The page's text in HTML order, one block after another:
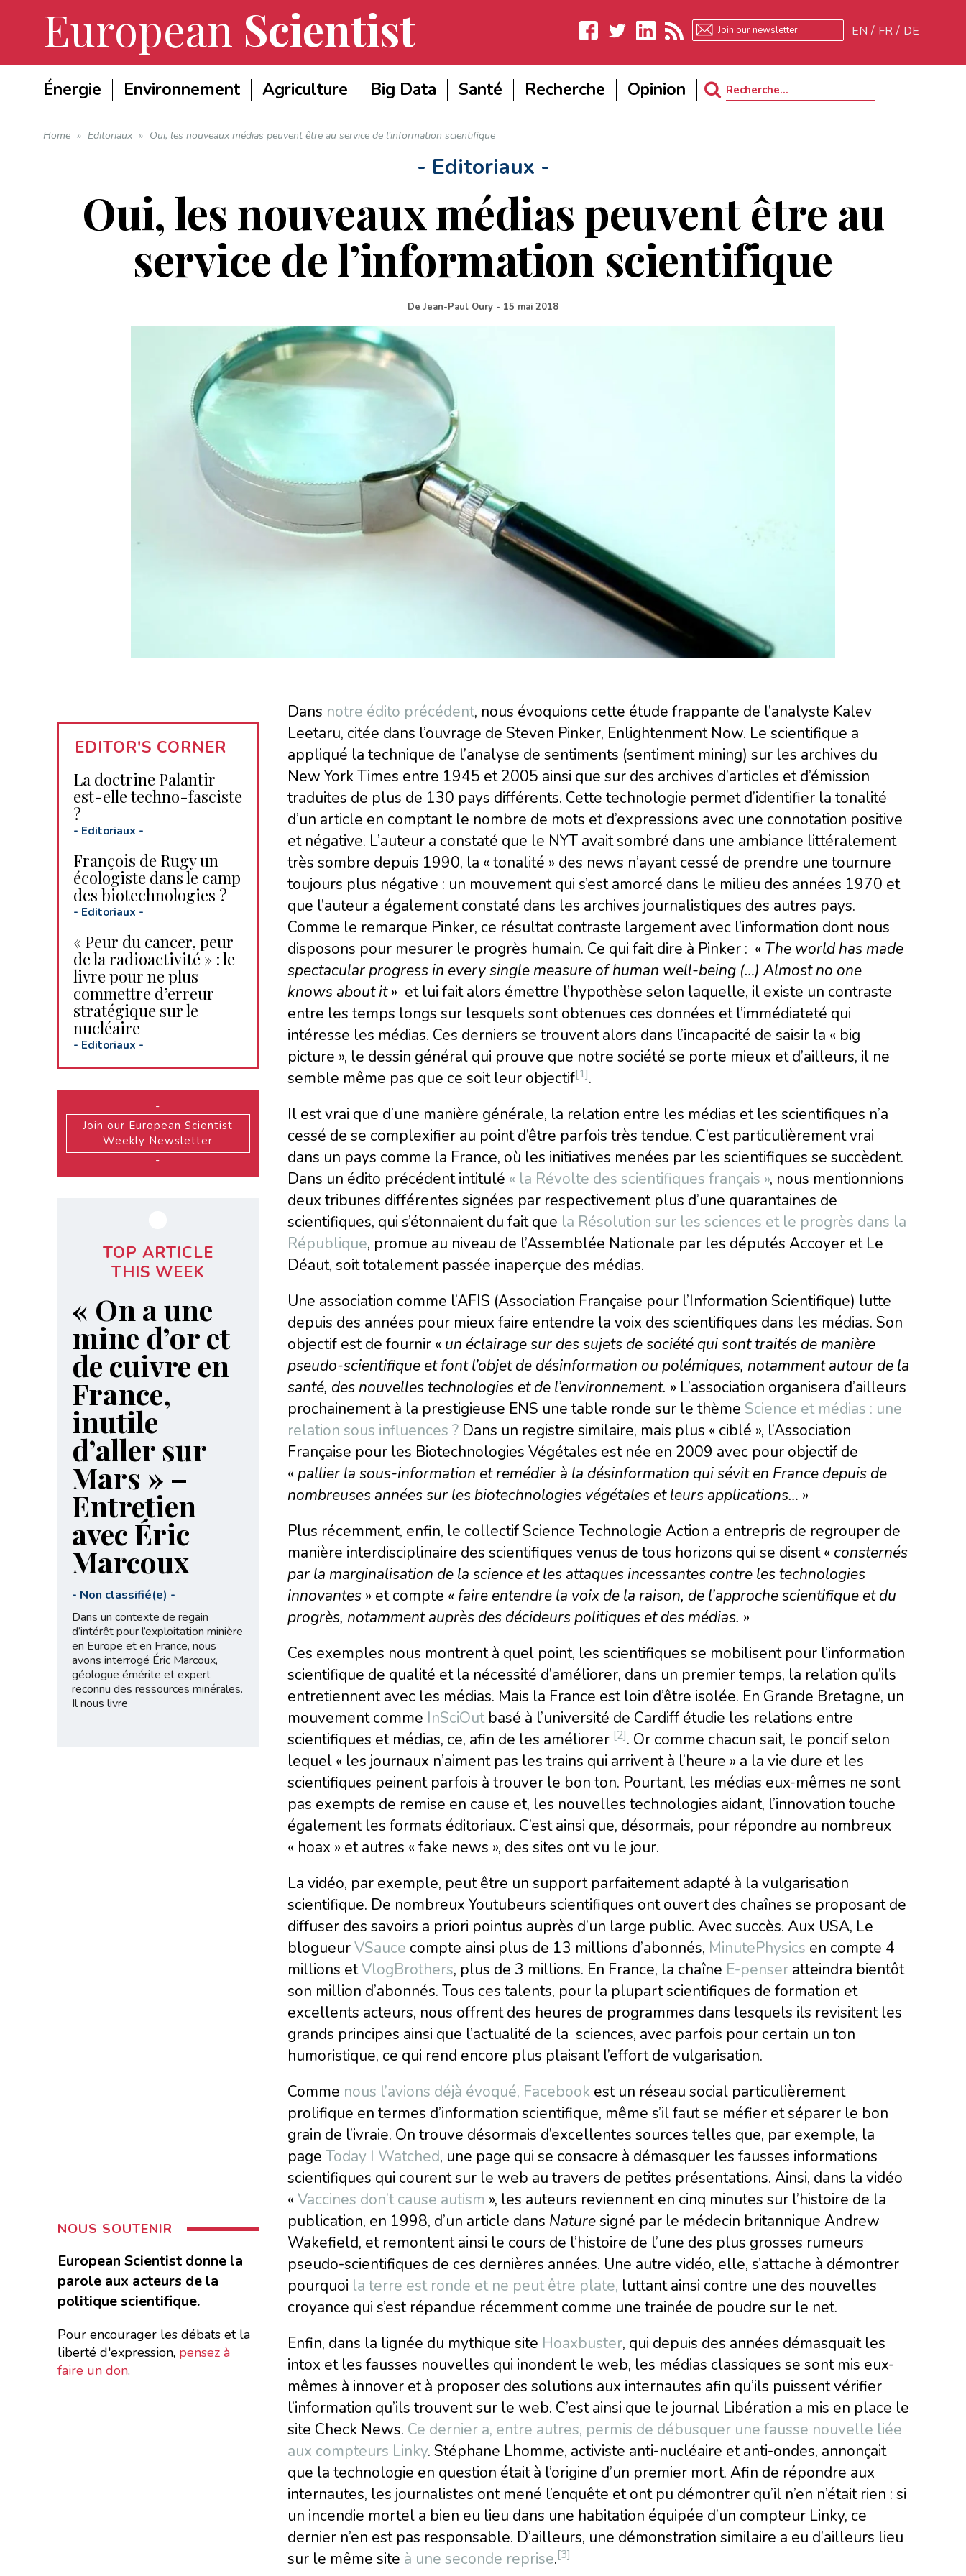
European Scientist
Twitter
EN FR DE
Énergie Environnement Agriculture Big Data Santé Recherche Opinion
Search
Home » Editoriaux » Oui, les nouveaux médias peuvent être au service de l’information scientifique
- Editoriaux -
Oui, les nouveaux médias peuvent être au
service de l’information scientifique
De Jean-Paul Oury - 15 mai 2018
Dans notre édito précédent, nous évoquions cette étude frappante de l’analyste Kalev
Leetaru, citée dans l’ouvrage de Steven Pinker, Enlightenment Now. Le scientifique a
appliqué la technique de l’analyse de sentiments (sentiment mining) sur les archives du
New York Times entre 1945 et 2005 ainsi que sur des archives d’articles et d’émission
traduites de plus de 130 pays différents. Cette technologie permet d’identifier la tonalité
d’un article en comptant le nombre de mots et d’expressions avec une connotation positive
et négative. L’auteur a constaté que le NYT avait sombré dans une ambiance littéralement
très sombre depuis 1990, la « tonalité » des news n’ayant cessé de prendre une tournure
toujours plus négative : un mouvement qui s’est amorcé dans le milieu des années 1970 et
que l’auteur a également constaté dans les archives journalistiques des autres pays.
Comme le remarque Pinker, ce résultat contraste largement avec l’information dont nous
disposons pour mesurer le progrès humain. Ce qui fait dire à Pinker : « The world has made
spectacular progress in every single measure of human well-being (…) Almost no one
knows about it» et lui fait alors émettre l’hypothèse selon laquelle, il existe un contraste
entre les temps longs sur lesquels sont obtenues ces données et l’immédiateté qui
intéresse les médias. Ces derniers se trouvent alors dans l’incapacité de saisir la « big
picture », le dessin général qui prouve que notre société se porte mieux et d’ailleurs, il ne
semble même pas que ce soit leur objectif[1].
Il est vrai que d’une manière générale, la relation entre les médias et les scientifiques n’a
cessé de se complexifier au point d’être parfois très tendue. C’est particulièrement vrai
dans un pays comme la France, où les initiatives menées par les scientifiques se succèdent.
Dans un édito précédent intitulé « la Révolte des scientifiques français », nous mentionnions
deux tribunes différentes signées par respectivement plus d’une quarantaines de
scientifiques, qui s’étonnaient du fait que la Résolution sur les sciences et le progrès dans la
République, promue au niveau de l’Assemblée Nationale par les députés Accoyer et Le
Déaut, soit totalement passée inaperçue des médias.
Une association comme l’AFIS (Association Française pour l’Information Scientifique) lutte
depuis des années pour mieux faire entendre la voix des scientifiques dans les médias. Son
objectif est de fournir « un éclairage sur des sujets de société qui sont traités de manière
pseudo-scientifique et font l’objet de désinformation ou polémiques, notamment autour de la
santé, des nouvelles technologies et de l’environnement. » L’association organisera d’ailleurs
prochainement à la prestigieuse ENS une table ronde sur le thème Science et médias : une
relation sous influences ?Dans un registre similaire, mais plus « ciblé », l’Association
Française pour les Biotechnologies Végétales est née en 2009 avec pour objectif de
« pallier la sous-information et remédier à la désinformation qui sévit en France depuis de
nombreuses années sur les biotechnologies végétales et leurs applications… »
Plus récemment, enfin, le collectif Science Technologie Action a entrepris de regrouper de
manière interdisciplinaire des scientifiques venus de tous horizons qui se disent « consternés
par la marginalisation de la science et les attaques incessantes contre les technologies
innovantes » et compte « faire entendre la voix de la raison, de l’approche scientifique et du
progrès, notamment auprès des décideurs politiques et des médias. »
Ces exemples nous montrent à quel point, les scientifiques se mobilisent pour l’information
scientifique de qualité et la nécessité d’améliorer, dans un premier temps, la relation qu’ils
entretiennent avec les médias. Mais la France est loin d’être isolée. En Grande Bretagne, un
mouvement comme InSciOutbasé à l’université de Cardiff étudie les relations entre
scientifiques et médias, ce, afin de les améliorer [2]. Or comme chacun sait, le poncif selon
lequel « les journaux n’aiment pas les trains qui arrivent à l’heure » a la vie dure et les
scientifiques peinent parfois à trouver le bon ton. Pourtant, les médias eux-mêmes ne sont
pas exempts de remise en cause et, les nouvelles technologies aidant, l’innovation touche
également les formats éditoriaux. C’est ainsi que, désormais, pour répondre au nombreux
« hoax » et autres « fake news », des sites ont vu le jour.
La vidéo, par exemple, peut être un support parfaitement adapté à la vulgarisation
scientifique. De nombreux Youtubeurs scientifiques ont ouvert des chaînes se proposant de
diffuser des savoirs a priori pointus auprès d’un large public. Avec succès. Aux USA, Le
blogueurVSauce compte ainsi plus de 13 millions d’abonnés, MinutePhysics en compte 4
millions etVlogBrothers, plus de 3 millions. En France, la chaîne E-penseratteindra bientôt
son million d’abonnés. Tous ces talents, pour la plupart scientifiques de formation et
excellents acteurs, nous offrent des heures de programmes dans lesquels ils revisitent les
grands principes ainsi que l’actualité de la sciences, avec parfois pour certain un ton
humoristique, ce qui rend encore plus plaisant l’effort de vulgarisation.
Comme nous l’avions déjà évoqué, Facebook est un réseau social particulièrement
prolifique en termes d’information scientifique, même s’il faut se méfier et séparer le bon
grain de l’ivraie. On trouve désormais d’excellentes sources telles que, par exemple, la
page Today I Watched, une page qui se consacre à démasquer les fausses informations
scientifiques qui courent sur le web au travers de petites présentations. Ainsi, dans la vidéo
« Vaccines don’t cause autism », les auteurs reviennent en cinq minutes sur l’histoire de la
publication, en 1998, d’un article dans Naturesigné par le médecin britannique Andrew
Wakefield, et remontent ainsi le cours de l’histoire de l’une des plus grosses rumeurs
pseudo-scientifiques de ces dernières années. Une autre vidéo, elle, s’attache à démontrer
pourquoi la terre est ronde et ne peut être plate, luttant ainsi contre une des nouvelles
croyance qui s’est répandue récemment comme une trainée de poudre sur le net.
Enfin, dans la lignée du mythique site Hoaxbuster, qui depuis des années démasquait les
intox et les fausses nouvelles qui inondent le web, les médias classiques se sont mis eux-
mêmes à innover et à proposer des solutions aux internautes afin qu’ils puissent vérifier
l’information qu’ils trouvent sur le web. C’est ainsi que le journal Libération a mis en place le
site Check News. Ce dernier a, entre autres, permis de débusquer une fausse nouvelle liée
aux compteurs Linky. Stéphane Lhomme, activiste anti-nucléaire et anti-ondes, annonçait
que la technologie en question était à l’origine d’un premier mort. Afin de répondre aux
internautes, les journalistes ont mené l’enquête et ont pu démontrer qu’il n’en n’était rien : si
un incendie mortel a bien eu lieu dans une habitation équipée d’un compteur Linky, ce
dernier n’en est pas responsable. D’ailleurs, une démonstration similaire a eu d’ailleurs lieu
sur le même site à une seconde reprise.[3]
EDITOR'S CORNER
La doctrine Palantir
est-elle techno-fasciste
?
- Editoriaux -
François de Rugy un
écologiste dans le camp
des biotechnologies ?
- Editoriaux -
« Peur du cancer, peur
de la radioactivité » : le
livre pour ne plus
commettre d’erreur
stratégique sur le
nucléaire
- Editoriaux -
-
Join our European Scientist
Weekly Newsletter
-
TOP ARTICLE
THIS WEEK
« On a une
mine d’or et
de cuivre en
France,
inutile
d’aller sur
Mars » –
Entretien
avec Éric
Marcoux
- Non classifié(e) -
Dans un contexte de regain
d’intérêt pour l’exploitation minière
en Europe et en France, nous
avons interrogé Éric Marcoux,
géologue émérite et expert
reconnu des ressources minérales.
Il nous livre
NOUS SOUTENIR
European Scientist donne la
parole aux acteurs de la
politique scientifique.
Pour encourager les débats et la
liberté d'expression, pensez à
faire un don.